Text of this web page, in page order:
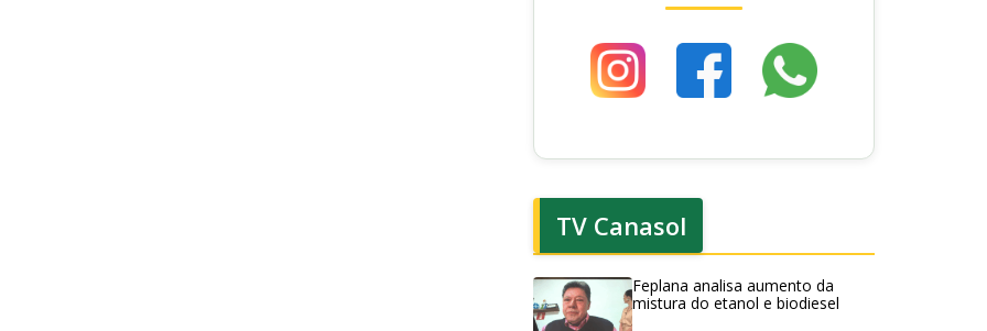
TV Canasol
Feplana analisa aumento da
mistura do etanol e biodiesel